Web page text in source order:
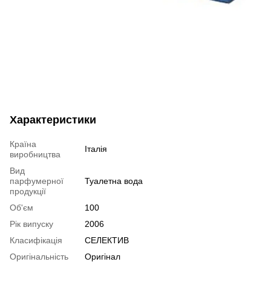
Характеристики
Країна
виробництва
Італія
Вид
парфумерної
продукції
Туалетна вода
Об'єм
100
Рік випуску
2006
Класифікація
СЕЛЕКТИВ
Оригінальність
Оригінал